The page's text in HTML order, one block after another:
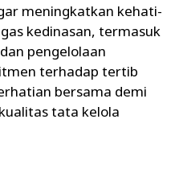
meningkatkan kehati-
kedinasan, termasuk
pengelolaan
terhadap tertib
bersama demi
tata kelola